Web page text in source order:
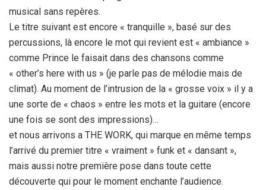
musical sans repères.
Le titre suivant est encore « tranquille », basé sur des
percussions, là encore le mot qui revient est « ambiance »
comme Prince le faisait dans des chansons comme
« other’s here with us » (je parle pas de mélodie mais de
climat). Au moment de l’intrusion de la « grosse voix » il y a
une sorte de « chaos » entre les mots et la guitare (encore
une fois se sont des impressions)…
et nous arrivons a THE WORK, qui marque en même temps
l’arrivé du premier titre « vraiment » funk et « dansant »,
mais aussi notre première pose dans toute cette
découverte qui pour le moment enchante l’audience.